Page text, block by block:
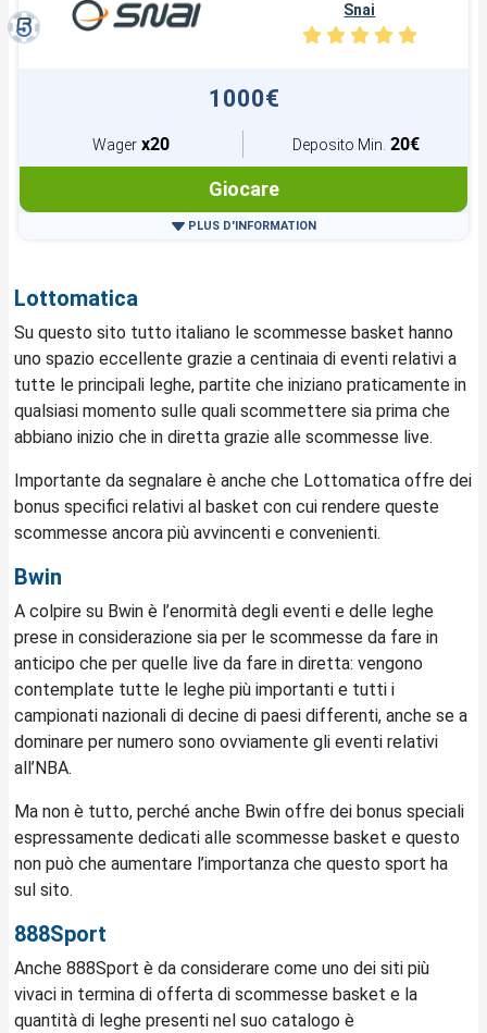
Snai
1000€
Wager x20 Deposito Min. 20€
Giocare
PLUS D'INFORMATION
Lottomatica
Su questo sito tutto italiano le scommesse basket hanno
uno spazio eccellente grazie a centinaia di eventi relativi a
tutte le principali leghe, partite che iniziano praticamente in
qualsiasi momento sulle quali scommettere sia prima che
abbiano inizio che in diretta grazie alle scommesse live.
Importante da segnalare è anche che Lottomatica offre dei
bonus specifici relativi al basket con cui rendere queste
scommesse ancora più avvincenti e convenienti.
Bwin
A colpire su Bwin è l’enormità degli eventi e delle leghe
prese in considerazione sia per le scommesse da fare in
anticipo che per quelle live da fare in diretta: vengono
contemplate tutte le leghe più importanti e tutti i
campionati nazionali di decine di paesi differenti, anche se a
dominare per numero sono ovviamente gli eventi relativi
all’NBA.
Ma non è tutto, perché anche Bwin offre dei bonus speciali
espressamente dedicati alle scommesse basket e questo
non può che aumentare l’importanza che questo sport ha
sul sito.
888Sport
Anche 888Sport è da considerare come uno dei siti più
vivaci in termina di offerta di scommesse basket e la
quantità di leghe presenti nel suo catalogo è